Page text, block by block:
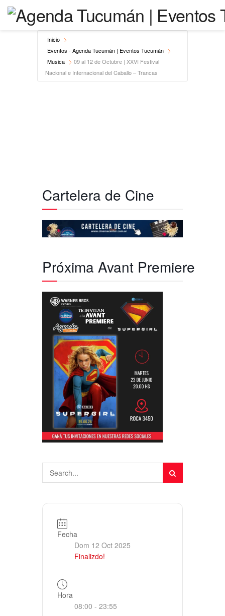
Inicio
Eventos - Agenda Tucumán | Eventos Tucumán
Musica
09 al 12 de Octubre | XXVI Festival
Nacional e Internacional del Caballo – Trancas
Cartelera de Cine
Próxima Avant Premiere
Fecha
Dom 12 Oct 2025
Finalizdo!
Hora
08:00 - 23:55